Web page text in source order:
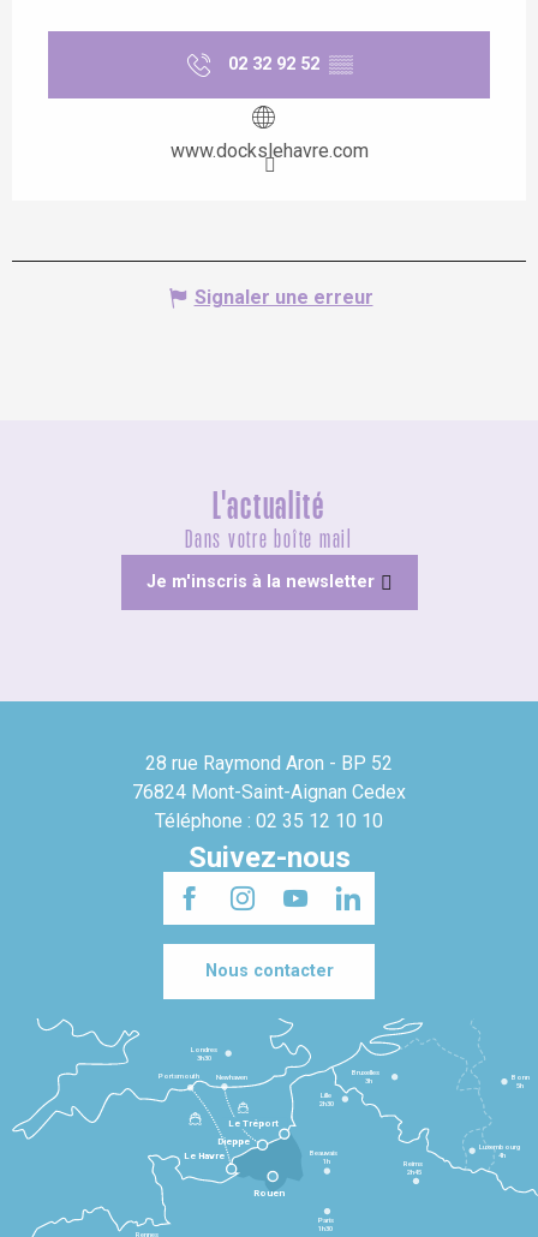
02 32 92 52 ▒▒
www.dockslehavre.com
Signaler une erreur
L'actualité
Dans votre boîte mail
Je m'inscris à la newsletter
28 rue Raymond Aron - BP 52
76824 Mont-Saint-Aignan Cedex
Téléphone : 02 35 12 10 10
Suivez-nous
Nous contacter
Le Havre
Dieppe
Le Tréport
Rennes
Paris
1h30
Beauvais
1h
Reims
2h45
Lille
2h30
Bruxelles
3h
Londres
3h30
Newhaven
Portsmouth
Bonn
5h
Luxembourg
4h
Rouen